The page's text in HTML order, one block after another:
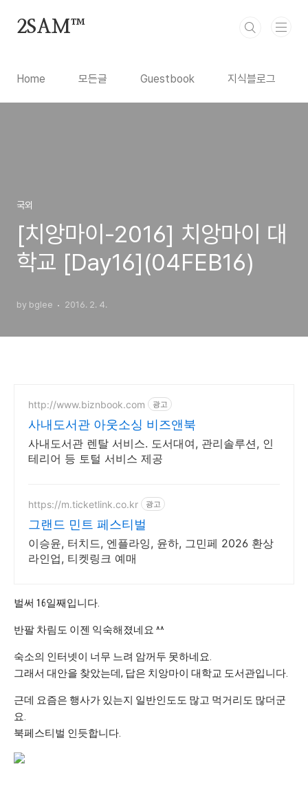
2SAM™
Home 모든글 Guestbook 지식블로그
국외
[치앙마이-2016] 치앙마이 대
학교 [Day16](04FEB16)
by bglee 2016. 2. 4.
http://www.biznbook.com 광고
사내도서관 아웃소싱 비즈앤북
사내도서관 렌탈 서비스. 도서대여, 관리솔루션, 인
테리어 등 토털 서비스 제공
https://m.ticketlink.co.kr 광고
그랜드 민트 페스티벌
이승윤, 터치드, 엔플라잉, 윤하, 그민페 2026 환상
라인업, 티켓링크 예매
벌써 16일째입니다.
반팔 차림도 이젠 익숙해졌네요 ^^
숙소의 인터넷이 너무 느려 암꺼두 못하네요.
그래서 대안을 찾았는데, 답은 치앙마이 대학교 도서관입니다.
근데 요즘은 행사가 있는지 일반인도도 많고 먹거리도 많더군
요.
북페스티벌 인듯합니다.